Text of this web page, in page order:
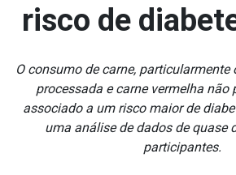
risco de
O consumo de carne, particularmente
processada e carne vermelha não
associado a um risco maior de
uma análise de dados de quase
participantes.